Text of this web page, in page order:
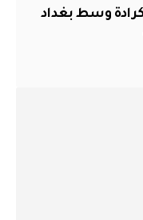
وسط بغداد